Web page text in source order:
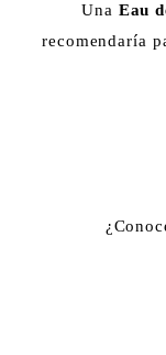
Una Eau
recomendaría